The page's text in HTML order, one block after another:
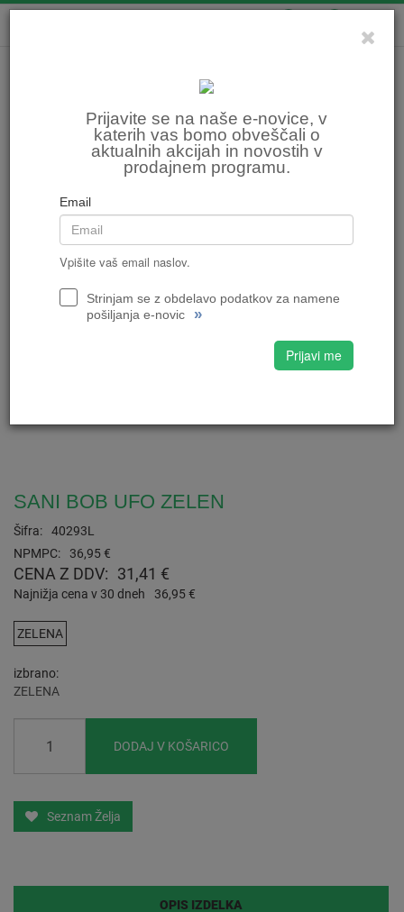
Prijavite se na naše e-novice, v
katerih vas bomo obveščali o
aktualnih akcijah in novostih v
prodajnem programu.
Email
Vpišite vaš email naslov.
Strinjam se z obdelavo podatkov za namene
pošiljanja e-novic
»
Prijavi me
SANI BOB UFO ZELEN
Šifra:
40293L
NPMPC:
36,95 €
CENA Z DDV: 31,41 €
Najnižja cena v 30 dneh 36,95 €
ZELENA
izbrano
ZELENA
DODAJ V KOŠARICO
Seznam Želja
OPIS IZDELKA